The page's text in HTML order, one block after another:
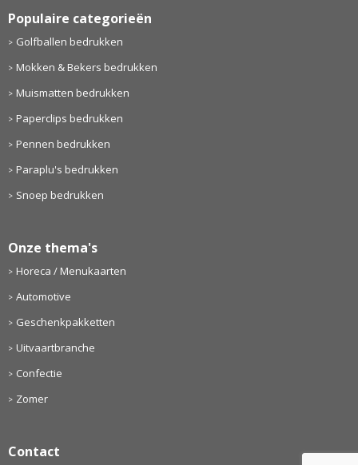
Populaire categorieën
Golfballen bedrukken
Mokken & Bekers bedrukken
Muismatten bedrukken
Paperclips bedrukken
Pennen bedrukken
Paraplu's bedrukken
Snoep bedrukken
Onze thema's
Horeca / Menukaarten
Automotive
Geschenkpakketten
Uitvaartbranche
Confectie
Zomer
Contact